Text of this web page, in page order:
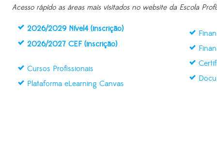
Acesso rápido as áreas mais visitados no website da Escola
2026/2029 Nível4 (inscrição)
2026/2027 CEF (inscrição)
Cursos Profissionais
Plataforma eLearning Canvas